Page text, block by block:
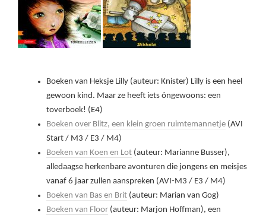
Boeken van Heksje Lilly (auteur: Knister) Lilly is een heel
gewoon kind. Maar ze heeft iets óngewoons: een
toverboek! (E4)
Boeken over Blitz, een klein groen ruimtemannetje (AVI
Start / M3 / E3 / M4)
Boeken van Koen en Lot (auteur: Marianne Busser),
alledaagse herkenbare avonturen die jongens en meisjes
vanaf 6 jaar zullen aanspreken (AVI-M3 / E3 / M4)
Boeken van Bas en Brit (auteur: Marian van Gog)
Boeken van Floor (auteur: Marjon Hoffman), een